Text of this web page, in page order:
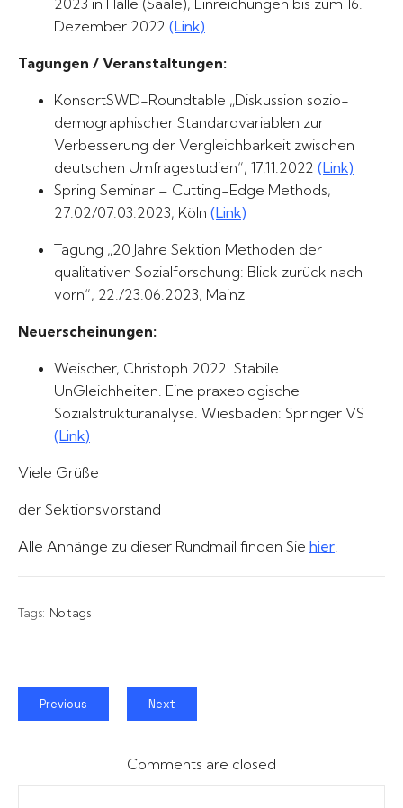
2023 in Halle (Saale), Einreichungen bis zum 16.
Dezember 2022 (Link)
Tagungen / Veranstaltungen:
KonsortSWD-Roundtable „Diskussion sozio-
demographischer Standardvariablen zur
Verbesserung der Vergleichbarkeit zwischen
deutschen Umfragestudien“, 17.11.2022 (Link)
Spring Seminar – Cutting-Edge Methods,
27.02/07.03.2023, Köln (Link)
Tagung „20 Jahre Sektion Methoden der
qualitativen Sozialforschung: Blick zurück nach
vorn“, 22./23.06.2023, Mainz
Neuerscheinungen:
Weischer, Christoph 2022. Stabile
UnGleichheiten. Eine praxeologische
Sozialstrukturanalyse. Wiesbaden: Springer VS
(Link)
Viele Grüße
der Sektionsvorstand
Alle Anhänge zu dieser Rundmail finden Sie hier.
Tags: No tags
Previous Next
Comments are closed